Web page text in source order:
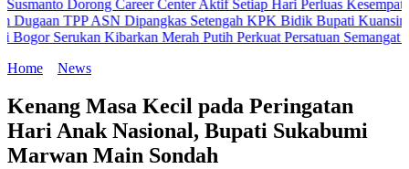
Dorong Career Center Aktif Setiap Hari Perluas Kesempatan
TPP ASN Dipangkas Setengah KPK Bidik Bupati Kuansing
Serukan Kibarkan Merah Putih Perkuat Persatuan Semangat
Home
News
Kenang Masa Kecil pada Peringatan
Hari Anak Nasional, Bupati Sukabumi
Marwan Main Sondah